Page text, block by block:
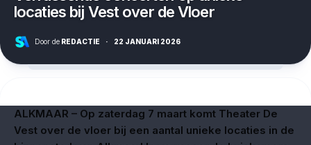
locaties bij Vest over de Vloer
Door de REDACTIE · 22 JANUARI 2026
ALKMAAR – Op zaterdag 7 maart komt Theater De
Vest over de vloer bij een aantal unieke locaties in de